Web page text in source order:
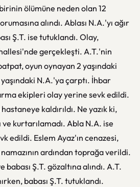
ölümüne neden olan 12
alındı. Ablası N.A.'yı ağır
Ş.T. ise tutuklandı. Olay,
gerçekleşti. A.T.'nin
oyun oynayan 2 yaşındaki
yaşındaki N.A.'ya çarptı. İhbar
ekipleri olay yerine sevk edildi.
kaldırıldı. Ne yazık ki,
ve kurtarılamadı. Abla N.A. ise
edildi. Eslem Ayaz'ın cenazesi,
ardından toprağa verildi.
babası Ş.T. gözaltına alındı. A.T.
babası Ş.T. tutuklandı.